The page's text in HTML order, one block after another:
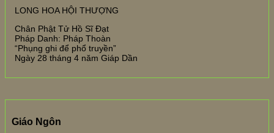
LONG HOA HỘI THƯỢNG
Chân Phật Tử Hồ Sĩ Đạt
Pháp Danh: Pháp Thoàn
“Phụng ghi để phổ truyền”
Ngày 28 tháng 4 năm Giáp Dần
Giáo Ngôn